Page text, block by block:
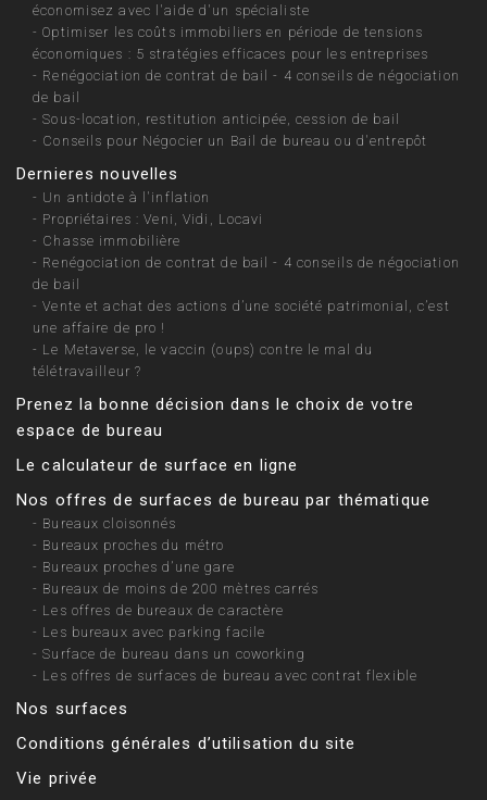
économisez avec l'aide d'un spécialiste
-Optimiser les coûts immobiliers en période de tensions
économiques : 5 stratégies efficaces pour les entreprises
- Renégociation de contrat de bail - 4 conseils de négociation
de bail
-Sous-location, restitution anticipée, cession de bail
- Conseils pour Négocier un Bail de bureau ou d'entrepôt
Dernieres nouvelles
- Un antidote à l'inflation
- Propriétaires : Veni, Vidi, Locavi
- Chasse immobilière
- Renégociation de contrat de bail - 4 conseils de négociation
de bail
-Vente et achat des actions d’une société patrimonial, c’est
une affaire de pro !
- Le Metaverse, le vaccin (oups) contre le mal du
télétravailleur ?
Prenez la bonne décision dans le choix de votre
espace de bureau
Le calculateur de surface en ligne
Nos offres de surfaces de bureau par thématique
- Bureaux cloisonnés
- Bureaux proches du métro
- Bureaux proches d’une gare
- Bureaux de moins de 200 mètres carrés
- Les offres de bureaux de caractère
- Les bureaux avec parking facile
-Surface de bureau dans un coworking
- Les offres de surfaces de bureau avec contrat flexible
Nos surfaces
Conditions générales d’utilisation du site
Vie privée